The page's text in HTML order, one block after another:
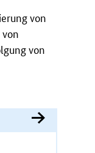
von
von